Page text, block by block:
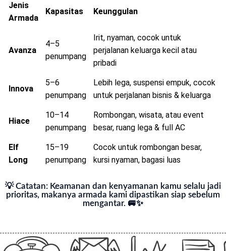
Jenis
Armada
Kapasitas Keunggulan
Avanza
4–5
penumpang
Irit, nyaman, cocok untuk
perjalanan keluarga kecil atau
pribadi
Innova
5–6
penumpang
Lebih lega, suspensi empuk, cocok
untuk perjalanan bisnis & keluarga
Hiace
10–14
penumpang
Rombongan, wisata, atau event
besar, ruang lega & full AC
Elf
Long
15–19
penumpang
Cocok untuk rombongan besar,
kursi nyaman, bagasi luas
💡 Catatan: Keamanan dan kenyamanan kamu selalu jadi
prioritas, makanya armada kami dipastikan siap sebelum
mengantar. 🚐✨